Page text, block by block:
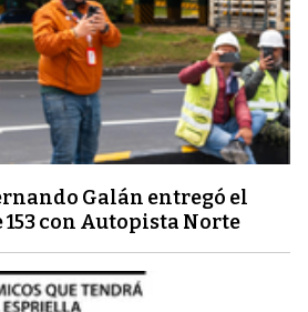
Galán entregó el
con Autopista Norte